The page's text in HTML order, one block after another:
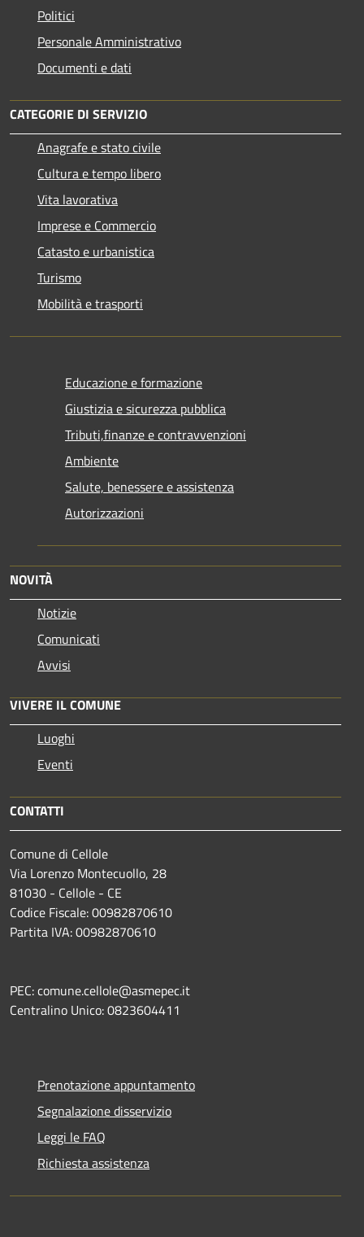
Politici
Personale Amministrativo
Documenti e dati
CATEGORIE DI SERVIZIO
Anagrafe e stato civile
Cultura e tempo libero
Vita lavorativa
Imprese e Commercio
Catasto e urbanistica
Turismo
Mobilità e trasporti
Educazione e formazione
Giustizia e sicurezza pubblica
Tributi,finanze e contravvenzioni
Ambiente
Salute, benessere e assistenza
Autorizzazioni
NOVITÀ
Notizie
Comunicati
Avvisi
VIVERE IL COMUNE
Luoghi
Eventi
CONTATTI
Comune di Cellole
Via Lorenzo Montecuollo, 28
81030 - Cellole - CE
Codice Fiscale: 00982870610
Partita IVA: 00982870610
PEC: comune.cellole@asmepec.it
Centralino Unico: 0823604411
Prenotazione appuntamento
Segnalazione disservizio
Leggi le FAQ
Richiesta assistenza